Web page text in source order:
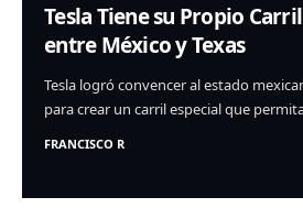
Tesla Tiene su Propio
entre México y Texas
Tesla logró convencer al estado
para crear un carril especial que
FRANCISCO R